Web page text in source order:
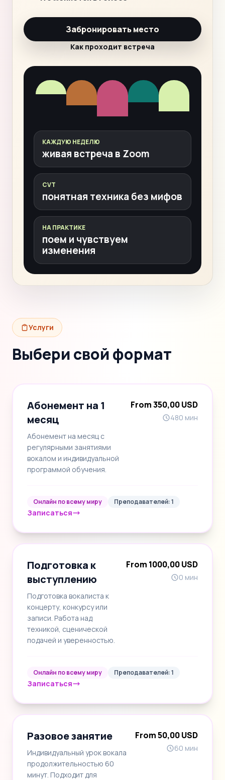
Забронировать место
Как проходит встреча
КАЖДУЮ НЕДЕЛЮ
живая встреча в Zoom
CVT
понятная техника без мифов
НА ПРАКТИКЕ
поем и чувствуем
изменения
Услуги
Выбери свой формат
Абонемент на 1
месяц
Абонемент на месяц с
регулярными занятиями
вокалом и индивидуальной
программой обучения.
From 350,00 USD
480 мин
Онлайн по всему миру Преподавателей: 1
Записаться
Подготовка к
выступлению
Подготовка вокалиста к
концерту, конкурсу или
записи. Работа над
техникой, сценической
подачей и уверенностью.
From 1000,00 USD
0 мин
Онлайн по всему миру Преподавателей: 1
Записаться
Разовое занятие
Индивидуальный урок вокала
продолжительностью 60
минут. Подходит для
From 50,00 USD
60 мин